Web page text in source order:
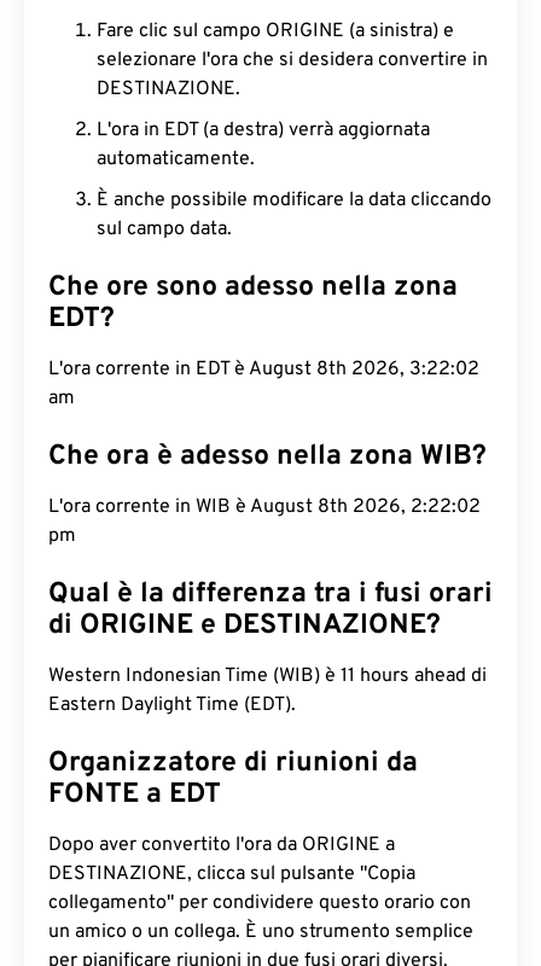
Fare clic sul campo ORIGINE (a sinistra) e
selezionare l'ora che si desidera convertire in
DESTINAZIONE.
L'ora in EDT (a destra) verrà aggiornata
automaticamente.
È anche possibile modificare la data cliccando
sul campo data.
Che ore sono adesso nella zona
EDT?
L'ora corrente in EDT è August 8th 2026, 3:22:03
am
Che ora è adesso nella zona WIB?
L'ora corrente in WIB è August 8th 2026, 2:22:03
pm
Qual è la differenza tra i fusi orari
di ORIGINE e DESTINAZIONE?
Western Indonesian Time (WIB) è 11 hours ahead di
Eastern Daylight Time (EDT).
Organizzatore di riunioni da
FONTE a EDT
Dopo aver convertito l'ora da ORIGINE a
DESTINAZIONE, clicca sul pulsante "Copia
collegamento" per condividere questo orario con
un amico o un collega. È uno strumento semplice
per pianificare riunioni in due fusi orari diversi.